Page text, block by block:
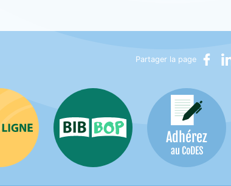
Partager la page
Difenligne Bib-Bop Adhérez
au CoDES